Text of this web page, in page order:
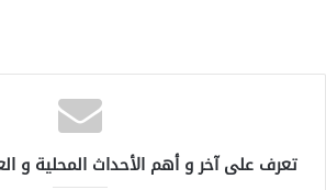
تعرف على آخر و أهم الأحداث المحلية و